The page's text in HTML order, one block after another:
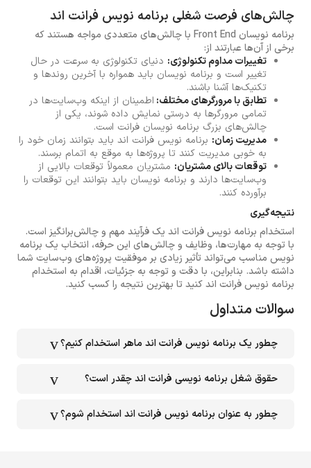
چالش‌های فرصت شغلی برنامه نویس فرانت اند
برنامه نویسان Front End با چالش‌های متعددی مواجه هستند که
برخی از آن‌ها عبارتند از:
تغییرات مداوم تکنولوژی: دنیای تکنولوژی به سرعت در حال
تغییر است و برنامه نویسان باید همواره با آخرین روندها و
تکنیک‌ها آشنا باشند.
تطابق با مرورگرهای مختلف: اطمینان از اینکه وب‌سایت‌ها در
تمامی مرورگرها به درستی نمایش داده شوند، یکی از
چالش‌های بزرگ برنامه نویسان فرانت است.
مدیریت زمان: برنامه نویس فرانت اند باید بتوانند زمان خود را
به خوبی مدیریت کنند تا پروژه‌ها به موقع به اتمام برسند.
توقعات بالای مشتریان: مشتریان معمولاً توقعات بالایی از
وب‌سایت‌ها دارند و برنامه نویسان باید بتوانند این توقعات را
برآورده کنند.
نتیجه‌گیری
استخدام برنامه نویس فرانت اند یک فرآیند مهم و چالش‌برانگیز است.
با توجه به مهارت‌ها، وظایف و چالش‌های این حرفه، انتخاب یک برنامه
نویس مناسب می‌تواند تأثیر زیادی بر موفقیت پروژه‌های وب‌سایت شما
داشته باشد. بنابراین، با دقت و توجه به جزئیات، اقدام به استخدام
برنامه نویس فرانت اند کنید تا بهترین نتیجه را کسب کنید.
سوالات متداول
چطور یک برنامه نویس فرانت اند ماهر استخدام کنیم؟
حقوق شغل برنامه نویسی فرانت اند چقدر است؟
چطور به عنوان برنامه نویس فرانت اند استخدام شوم؟